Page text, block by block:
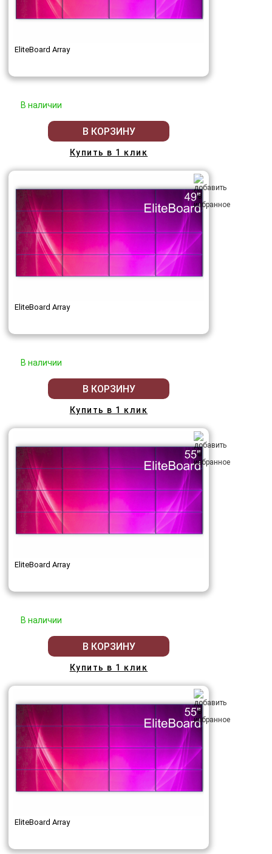
EliteBoard Array
В наличии
В КОРЗИНУ
Купить в 1 клик
EliteBoard Array
В наличии
В КОРЗИНУ
Купить в 1 клик
EliteBoard Array
В наличии
В КОРЗИНУ
Купить в 1 клик
EliteBoard Array